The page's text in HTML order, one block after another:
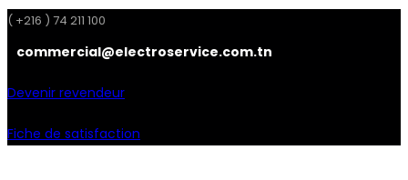
( +216 ) 74 211 100
commercial@electroservice.com.tn
Devenir revendeur
Fiche de satisfaction